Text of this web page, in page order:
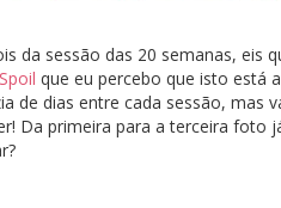
da sessão das 20 semanas, eis
Spoil que eu percebo que isto está
de dias entre cada sessão, mas
Da primeira para a terceira foto